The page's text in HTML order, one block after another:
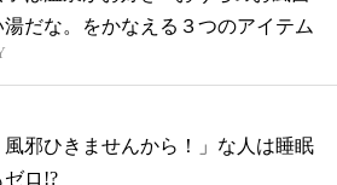
湯だな。をかなえる３つのアイテム
風邪ひきませんから！」な人は睡眠
ゼロ!?